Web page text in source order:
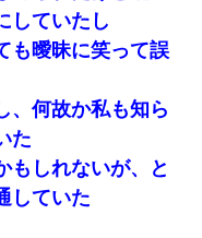
していたし
も曖昧に笑って誤
、何故か私も知ら
た
もしれないが、と
していた